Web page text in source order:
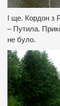
І ще. Кордон з
– Путила.
не було.